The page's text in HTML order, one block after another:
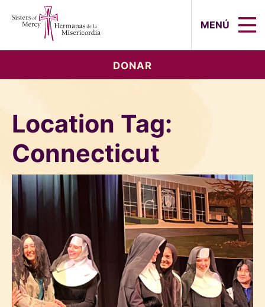
MENÚ
DONAR
Location Tag:
Connecticut